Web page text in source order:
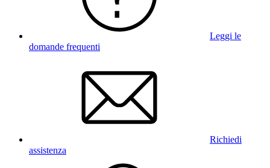
Leggi le
domande frequenti
Richiedi
assistenza